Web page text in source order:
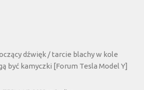
dźwięk / tarcie blachy w kole
być kamyczki [Forum Tesla Model Y]